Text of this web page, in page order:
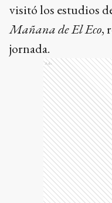
visitó los estudios
Mañana de El Eco,
jornada.
Ads